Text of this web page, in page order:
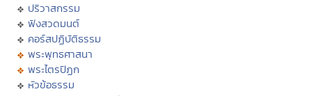
ปริวาสกรรม
ฟังสวดมนต์
คอร์สปฏิบัติธรรม
พระพุทธศาสนา
พระไตรปิฏก
หัวข้อธรรม